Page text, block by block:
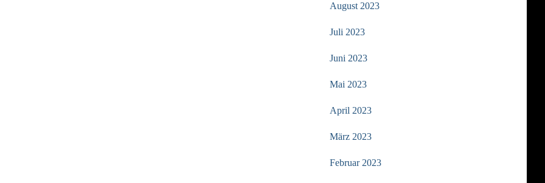
August 2023
Juli 2023
Juni 2023
Mai 2023
April 2023
März 2023
Februar 2023